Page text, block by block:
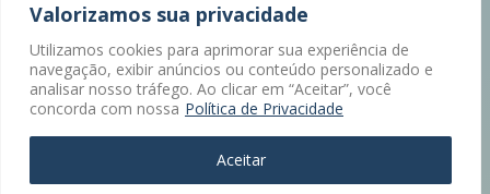
Valorizamos sua privacidade
Utilizamos cookies para aprimorar sua experiência de
navegação, exibir anúncios ou conteúdo personalizado e
analisar nosso tráfego. Ao clicar em “Aceitar”, você
concorda com nossa Política de Privacidade
Aceitar